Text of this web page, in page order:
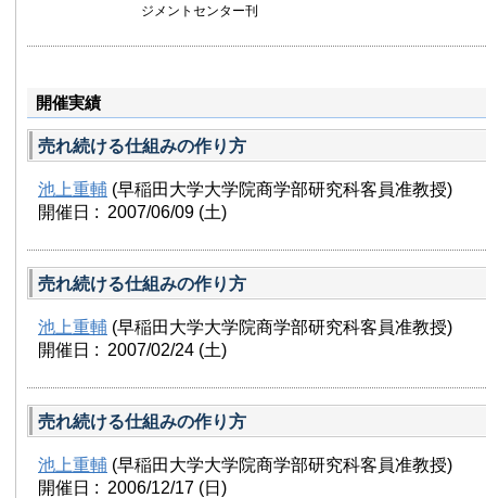
ジメントセンター刊
開催実績
売れ続ける仕組みの作り方
池上重輔 (早稲田大学大学院商学部研究科客員准教授)
開催日 : 2007/06/09 (土)
売れ続ける仕組みの作り方
池上重輔 (早稲田大学大学院商学部研究科客員准教授)
開催日 : 2007/02/24 (土)
売れ続ける仕組みの作り方
池上重輔 (早稲田大学大学院商学部研究科客員准教授)
開催日 : 2006/12/17 (日)